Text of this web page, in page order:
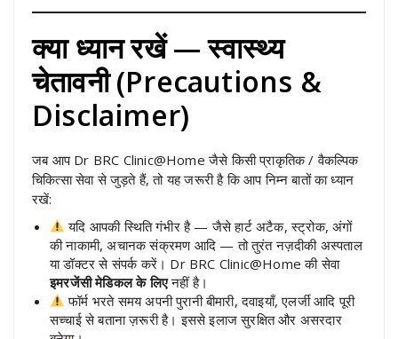
क्या ध्यान रखें — स्वास्थ्य
चेतावनी (Precautions &
Disclaimer)
जब आप Dr BRC Clinic@Home जैसे किसी प्राकृतिक / वैकल्पिक
चिकित्सा सेवा से जुड़ते हैं, तो यह जरूरी है कि आप निम्न बातों का ध्यान
रखें:
यदि आपकी स्थिति गंभीर है — जैसे हार्ट अटैक, स्ट्रोक, अंगों
की नाकामी, अचानक संक्रमण आदि — तो तुरंत नज़दीकी अस्पताल
या डॉक्टर से संपर्क करें। Dr BRC Clinic@Home की सेवा
इमरजेंसी मेडिकल के लिएनहीं है।
फॉर्म भरते समय अपनी पुरानी बीमारी, दवाइयाँ, एलर्जी आदि पूरी
सच्चाई से बताना ज़रूरी है। इससे इलाज सुरक्षित और असरदार